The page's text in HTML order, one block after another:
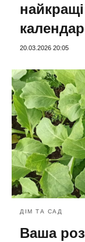
20.03.2026 20:05
ДІМ ТА САД
Ваша